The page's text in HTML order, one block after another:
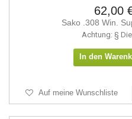
62,00
Sako .308 Win.
Achtung: §
In den
Auf meine Wunschliste